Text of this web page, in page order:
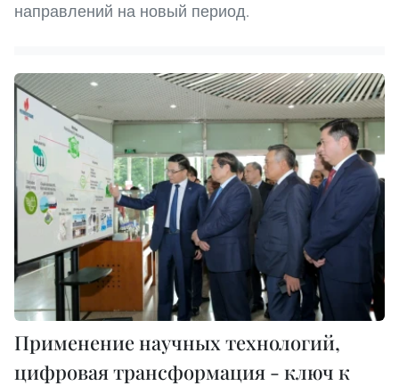
направлений на новый период.
Применение научных технологий,
цифровая трансформация - ключ к